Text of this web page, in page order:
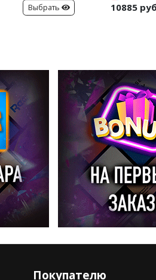
Выбрать
10885 руб
Покупателю